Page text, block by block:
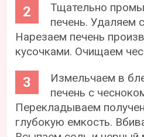
Тщательно
печень. Удаляем
Нарезаем печень
кусочками. Очищаем
Измельчаем в
печень с
Перекладываем
глубокую емкость.